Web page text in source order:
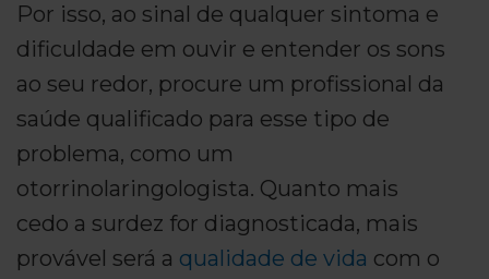
Por isso, ao sinal de qualquer sintoma e
dificuldade em ouvir e entender os sons
ao seu redor, procure um profissional da
saúde qualificado para esse tipo de
problema, como um
otorrinolaringologista. Quanto mais
cedo a surdez for diagnosticada, mais
provável será a qualidade de vida com o